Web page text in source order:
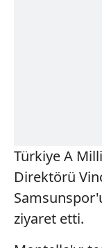
Türkiye A
Direktörü
ziyaret etti.